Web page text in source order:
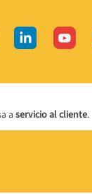
aservicio al cliente.